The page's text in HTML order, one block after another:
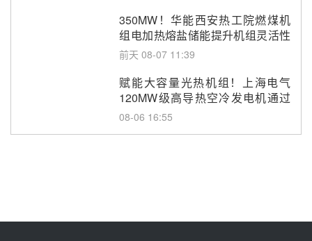
350MW！华能西安热工院燃煤机
组电加热熔盐储能提升机组灵活性
改造项目初步设计第三方评审服务
前天 08-07 11:39
赋能大容量光热机组！上海电气
120MW级高导热空冷发电机通过
型式试验
08-06 16:55
100MW光工程性能试验采购